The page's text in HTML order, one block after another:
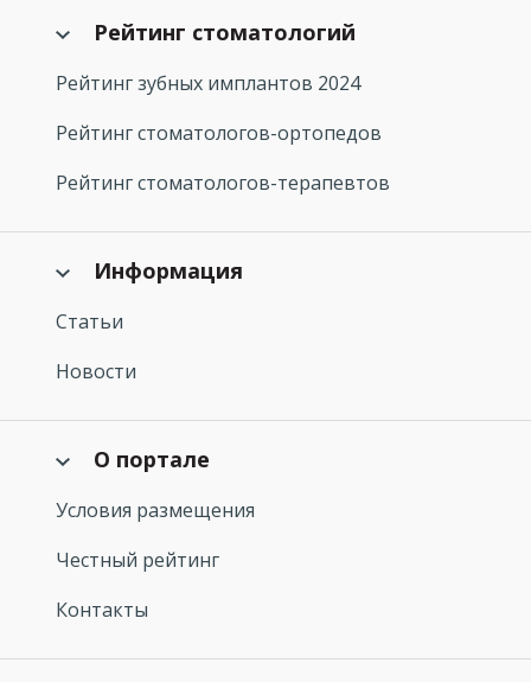
Рейтинг стоматологий
Рейтинг зубных имплантов 2024
Рейтинг стоматологов-ортопедов
Рейтинг стоматологов-терапевтов
Информация
Статьи
Новости
О портале
Условия размещения
Честный рейтинг
Контакты